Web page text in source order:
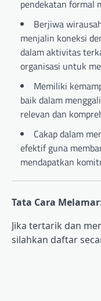
pendekatan formal
Berjiwa
menjalin koneksi
dalam aktivitas
organisasi untuk
Memiliki
baik dalam
relevan dan
Cakap dalam
efektif guna
mendapatkan
Tata Cara
Jika tertarik dan
silahkan daftar